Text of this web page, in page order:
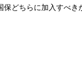
どちらに加入すべき